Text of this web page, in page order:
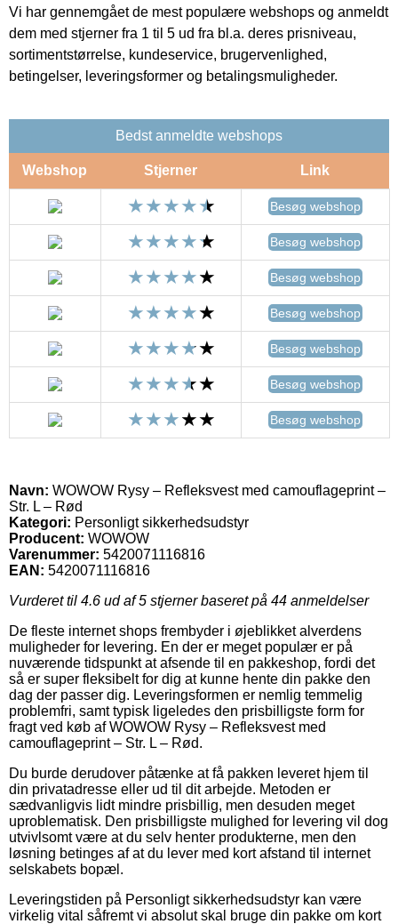
Vi har gennemgået de mest populære webshops og anmeldt
dem med stjerner fra 1 til 5 ud fra bl.a. deres prisniveau,
sortimentstørrelse, kundeservice, brugervenlighed,
betingelser, leveringsformer og betalingsmuligheder.
Bedst anmeldte webshops
Webshop Stjerner Link
Besøg webshop
Besøg webshop
Besøg webshop
Besøg webshop
Besøg webshop
Besøg webshop
Besøg webshop
Navn: WOWOW Rysy – Refleksvest med camouflageprint –
Str. L – Rød
Kategori: Personligt sikkerhedsudstyr
Producent: WOWOW
Varenummer: 5420071116816
EAN: 5420071116816
Vurderet til 4.6 ud af 5 stjerner baseret på 44 anmeldelser
De fleste internet shops frembyder i øjeblikket alverdens
muligheder for levering. En der er meget populær er på
nuværende tidspunkt at afsende til en pakkeshop, fordi det
så er super fleksibelt for dig at kunne hente din pakke den
dag der passer dig. Leveringsformen er nemlig temmelig
problemfri, samt typisk ligeledes den prisbilligste form for
fragt ved køb af WOWOW Rysy – Refleksvest med
camouflageprint – Str. L – Rød.
Du burde derudover påtænke at få pakken leveret hjem til
din privatadresse eller ud til dit arbejde. Metoden er
sædvanligvis lidt mindre prisbillig, men desuden meget
uproblematisk. Den prisbilligste mulighed for levering vil dog
utvivlsomt være at du selv henter produkterne, men den
løsning betinges af at du lever med kort afstand til internet
selskabets bopæl.
Leveringstiden på Personligt sikkerhedsudstyr kan være
virkelig vital såfremt vi absolut skal bruge din pakke om kort